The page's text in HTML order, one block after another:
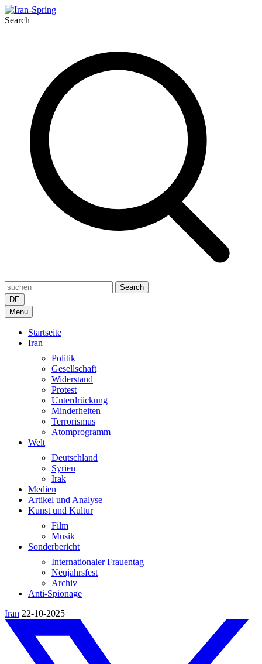
Search
Search
DE
Menu
Startseite
Iran
Politik
Gesellschaft
Widerstand
Protest
Unterdrückung
Minderheiten
Terrorismus
Atomprogramm
Welt
Deutschland
Syrien
Irak
Medien
Artikel und Analyse
Kunst und Kultur
Film
Musik
Sonderbericht
Internationaler Frauentag
Neujahrsfest
Archiv
Anti-Spionage
Iran 22-10-2025